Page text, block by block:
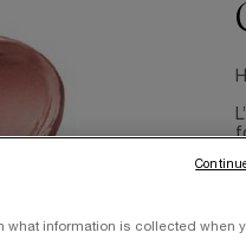
what information is collected when